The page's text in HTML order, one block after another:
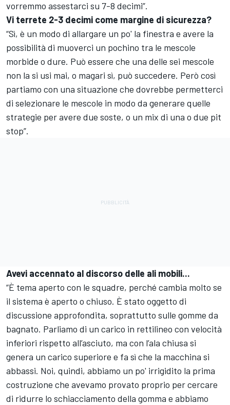
vorremmo assestarci su 7-8 decimi”.
Vi terrete 2-3 decimi come margine di sicurezza?
“Sì, è un modo di allargare un po' la finestra e avere la
possibilità di muoverci un pochino tra le mescole
morbide o dure. Può essere che una delle sei mescole
non la si usi mai, o magari sì, può succedere. Però così
partiamo con una situazione che dovrebbe permetterci
di selezionare le mescole in modo da generare quelle
strategie per avere due soste, o un mix di una o due pit
stop”.
Avevi accennato al discorso delle ali mobili...
“È tema aperto con le squadre, perché cambia molto se
il sistema è aperto o chiuso. È stato oggetto di
discussione approfondita, soprattutto sulle gomme da
bagnato. Parliamo di un carico in rettilineo con velocità
inferiori rispetto all’asciuto, ma con l’ala chiusa si
genera un carico superiore e fa sì che la macchina si
abbassi. Noi, quindi, abbiamo un po' irrigidito la prima
costruzione che avevamo provato proprio per cercare
di ridurre lo schiacciamento della gomma e abbiamo